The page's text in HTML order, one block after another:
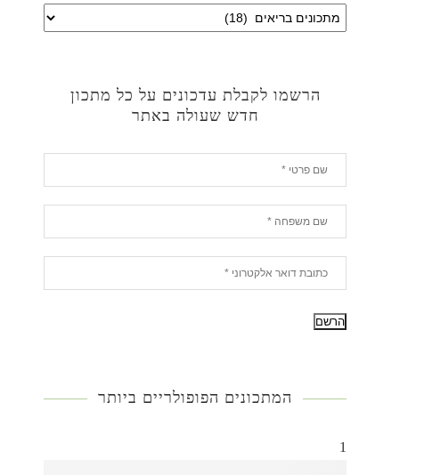
הרשמו לקבלת עדכונים על כל מתכון
חדש שעולה באתר
המתכונים הפופולריים ביותר
1